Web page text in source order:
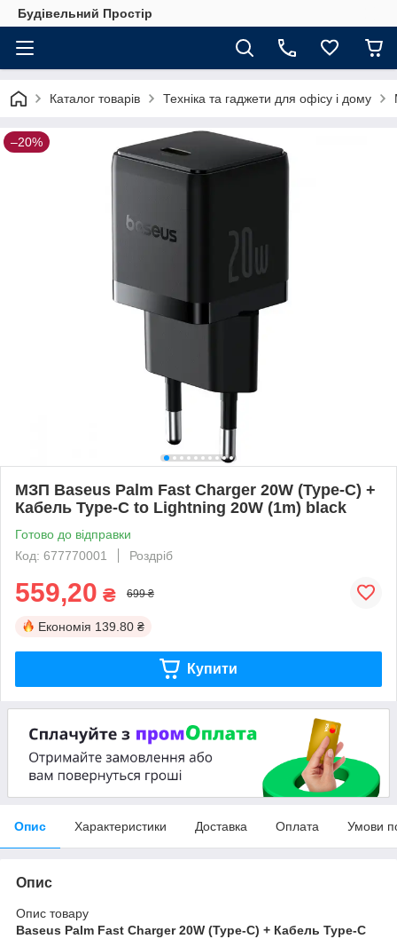
Будівельний Простір
Каталог товарів Техніка та гаджети для офісу і дому
–20%
МЗП Baseus Palm Fast Charger 20W (Type-C) +
Кабель Type-C to Lightning 20W (1m) black
Готово до відправки
Код: 677770001
Роздріб
559,20 ₴ 699 ₴
Економія 139.80 ₴
Купити
Опис Характеристики Доставка Оплата Умови
Опис
Опис товару
Baseus Palm Fast Charger 20W (Type-C) + Кабель Type-C